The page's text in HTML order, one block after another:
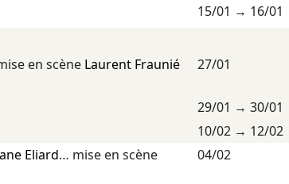
15/01 → 16/01
en scène Laurent Fraunié
27/01
29/01 → 30/01
10/02→ 12/02
Eliard… mise en scène
04/02